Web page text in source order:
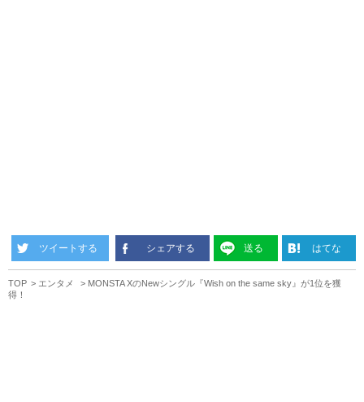
ツイートする シェアする 送る はてな
TOP エンタメ
MONSTA XのNewシングル『Wish on the same sky』が1位を獲
得！